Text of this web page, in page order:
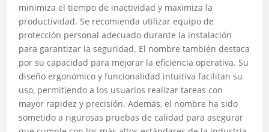
minimiza el tiempo de inactividad y maximiza la
productividad. Se recomienda utilizar equipo de
protección personal adecuado durante la instalación
para garantizar la seguridad. El nombre también destaca
por su capacidad para mejorar la eficiencia operativa. Su
diseño ergonómico y funcionalidad intuitiva facilitan su
uso, permitiendo a los usuarios realizar tareas con
mayor rapidez y precisión. Además, el nombre ha sido
sometido a rigurosas pruebas de calidad para asegurar